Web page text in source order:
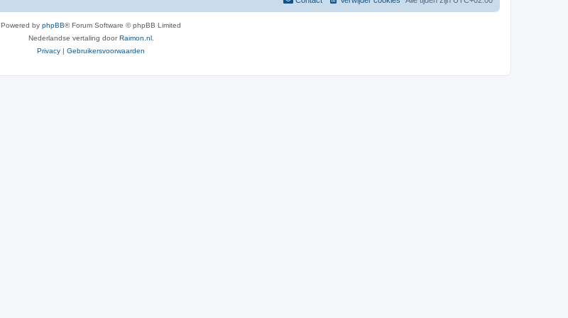
Powered by phpBB® Forum Software © phpBB Limited
Nederlandse vertaling doorRaimon.nl.
Privacy | Gebruikersvoorwaarden